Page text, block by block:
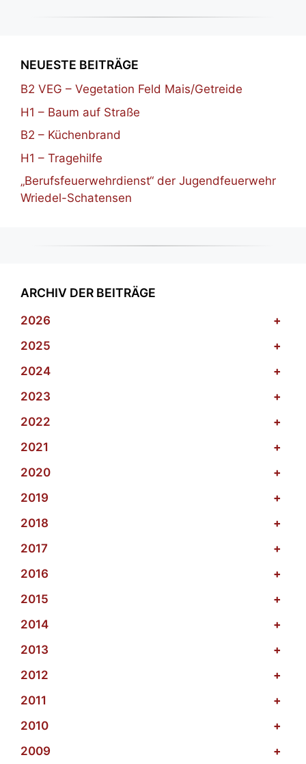
NEUESTE BEITRÄGE
B2 VEG – Vegetation Feld Mais/Getreide
H1 – Baum auf Straße
B2 – Küchenbrand
H1 – Tragehilfe
„Berufsfeuerwehrdienst“ der Jugendfeuerwehr
Wriedel-Schatensen
ARCHIV DER BEITRÄGE
2026
+
2025
+
2024
+
2023
+
2022
+
2021
+
2020
+
2019
+
2018
+
2017
+
2016
+
2015
+
2014
+
2013
+
2012
+
2011
+
2010
+
2009
+